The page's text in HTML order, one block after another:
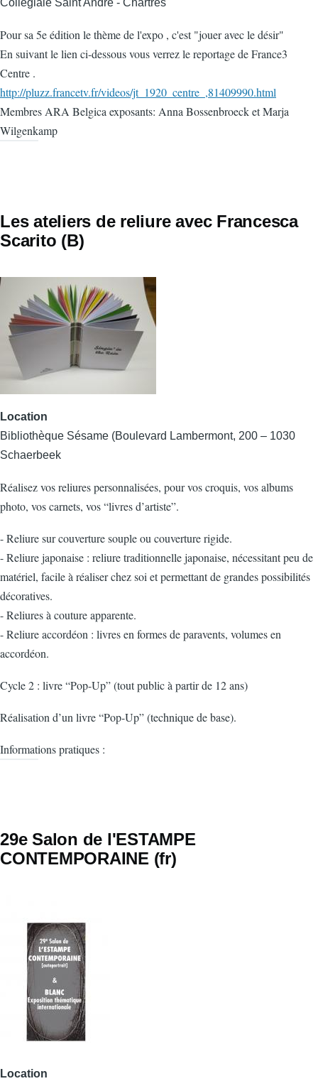
Pour sa 5e édition le thème de l'expo , c'est "jouer avec le désir"
En suivant le lien ci-dessous vous verrez le reportage de France3
Centre .
http://pluzz.francetv.fr/videos/jt_1920_centre_,81409990.html
Membres ARA Belgica exposants: Anna Bossenbroeck et Marja
Wilgenkamp
Les ateliers de reliure avec Francesca
Scarito (B)
Location
Bibliothèque Sésame (Boulevard Lambermont, 200 – 1030
Schaerbeek
Réalisez vos reliures personnalisées, pour vos croquis, vos albums
photo, vos carnets, vos “livres d’artiste”.
- Reliure sur couverture souple ou couverture rigide.
- Reliure japonaise : reliure traditionnelle japonaise, nécessitant peu de
matériel, facile à réaliser chez soi et permettant de grandes possibilités
décoratives.
- Reliures à couture apparente.
- Reliure accordéon : livres en formes de paravents, volumes en
accordéon.
Cycle 2 : livre “Pop-Up” (tout public à partir de 12 ans)
Réalisation d’un livre “Pop-Up” (technique de base).
Informations pratiques :
29e Salon de l'ESTAMPE
CONTEMPORAINE (fr)
Location